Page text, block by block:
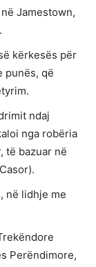
Jamestown,
kërkesës për
punës, që
ndaj
nga robëria
të bazuar në
në lidhje me
Perëndimore,